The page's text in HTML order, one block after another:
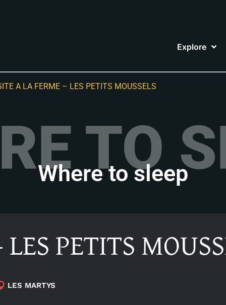
Explore
A LA FERME – LES PETITS MOUSSELS
TO
Where to sleep
PETITS
LES MARTYS